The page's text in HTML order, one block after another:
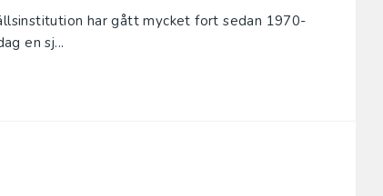
har gått mycket fort sedan 1970-
en sj...